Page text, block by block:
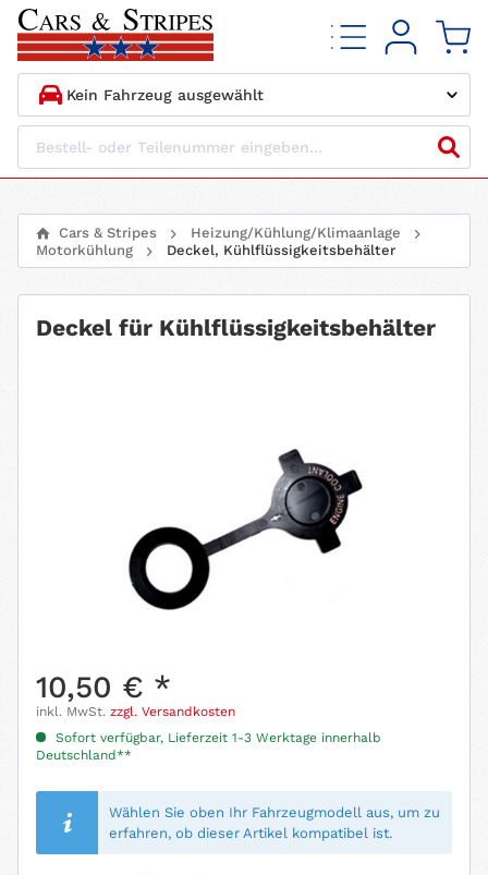
1. HERSTELLER
3. BAUJAHR
4. MOTORTYP
Cars & Stripes
Heizung/Kühlung/Klimaanlage
Motorkühlung
Deckel, Kühlflüssigkeitsbehälter
Deckel für Kühlflüssigkeitsbehälter
10,50 € *
inkl. MwSt. zzgl. Versandkosten
Sofort verfügbar, Lieferzeit 1-3 Werktage innerhalb
Deutschland**
Wählen Sie oben Ihr Fahrzeugmodell aus, um zu
erfahren, ob dieser Artikel kompatibel ist.